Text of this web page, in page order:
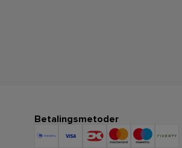
Betalingsmetoder